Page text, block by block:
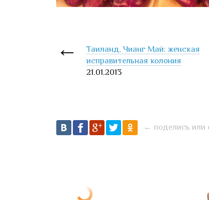
Таиланд, Чианг Май: женская
исправительная колония
21.01.2013
← поделись или